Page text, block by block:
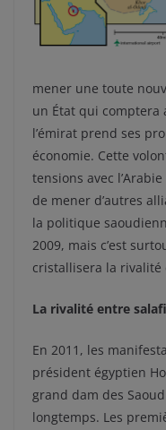
mener une toute
un État qui comptera
l’émirat prend ses
économie. Cette
tensions avec
de mener d’autres
la politique
2009, mais c’est
cristallisera la rivalité
La rivalité entre
En 2011, les
président égyptien
grand dam des
longtemps. Les